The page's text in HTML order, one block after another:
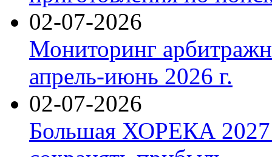
02-07-2026
Мониторинг
апрель-июнь 2026 г.
02-07-2026
Большая ХОРЕКА 2027: